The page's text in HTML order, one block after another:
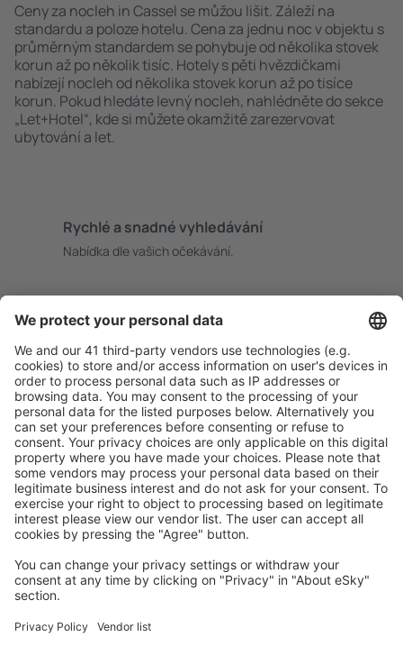
Ceny za nocleh in Cassel se můžou lišit. Záleží na
standardu a poloze hotelu. Cena za jednu noc v objektu s
průměrným standardem se pohybuje od několika stovek
korun až po několik tisíc. Hotely s pěti hvězdičkami
nabízejí nocleh od několika stovek korun až po tisíce
korun. Pokud hledáte levný nocleh, nahlédněte do sekce
„Let+Hotel“, kde si můžete okamžitě zarezervovat
ubytování a let.
Rychlé a snadné vyhledávání
Nabídka dle vašich očekávání.
Bezproblémová rezervace s možností bezplatného
zrušení.
S námi ušetříte
Atraktivní ceny a speciální nabídky pro přihlášené
uživatele.
Ubytování dle vašeho gusta
Vyberte si z více než 1.3 milionu zařízení: hotelů,
apartmánů, chat a dalších.
Nejvyhledávanější hotely uživateli eSky
Hotely ve Francii - Oblíbená města